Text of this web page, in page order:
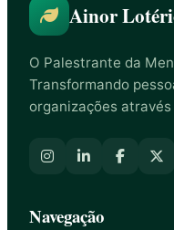
Ainor
O Palestrante da
Transformando
organizações
Navegação